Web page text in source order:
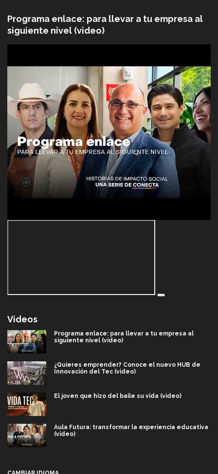
Programa enlace: para llevar a tu empresa al
siguiente nivel (video)
Videos
Programa enlace: para llevar a tu empresa al
siguiente nivel (video)
¿Quieres emprender? Conoce el nuevo HUB de
Innovación del Tec (video)
El joven que hizo del baile su vida (video)
Aula Futura: transformar la experiencia educativa
(video)